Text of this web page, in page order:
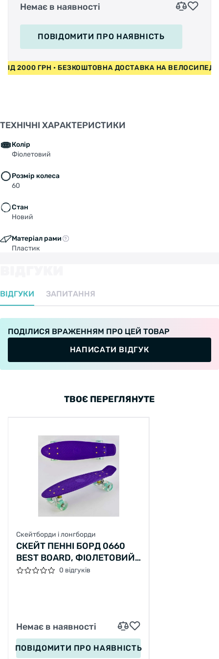
Немає в наявності
ПОВІДОМИТИ ПРО НАЯВНІСТЬ
2000 ГРН • БЕЗКОШТОВНА ДОСТАВКА НА
ТЕХНІЧНІ ХАРАКТЕРИСТИКИ
Колір
Фіолетовий
Розмір колеса
60
Стан
Новий
Матеріал рами
Пластик
ВІДГУКИ ЗАПИТАННЯ
ПОДІЛИСЯ ВРАЖЕННЯМ ПРО ЦЕЙ ТОВАР
НАПИСАТИ ВІДГУК
ТВОЄ ПЕРЕГЛЯНУТЕ
Скейтборди і лонгборди
СКЕЙТ ПЕННІ БОРД 0660
BEST BOARD, ФІОЛЕТОВИЙ,
ДОШКА = 55СМ, КОЛЕСА PU
0 відгуків
Немає в наявності
ПОВІДОМИТИ ПРО НАЯВНІСТЬ